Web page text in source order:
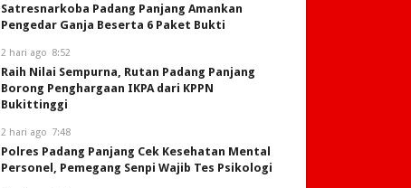
Satresnarkoba Padang Panjang Amankan
Pengedar Ganja Beserta 6 Paket Bukti
2 hari ago 8:52
Raih Nilai Sempurna, Rutan Padang Panjang
Borong Penghargaan IKPA dari KPPN
Bukittinggi
2 hari ago 7:48
Polres Padang Panjang Cek Kesehatan Mental
Personel, Pemegang Senpi Wajib Tes Psikologi